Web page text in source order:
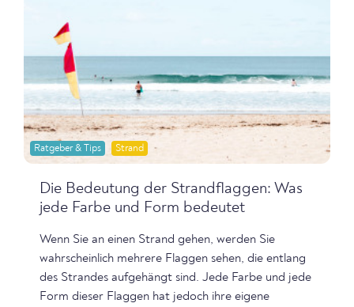
Ratgeber & Tips Strand
Die Bedeutung der Strandflaggen: Was
jede Farbe und Form bedeutet
Wenn Sie an einen Strand gehen, werden Sie
wahrscheinlich mehrere Flaggen sehen, die entlang
des Strandes aufgehängt sind. Jede Farbe und jede
Form dieser Flaggen hat jedoch ihre eigene